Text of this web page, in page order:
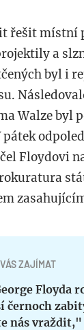
řešit místní
a
byl i
Walze byl
Floydovi
ZAJÍMAT
Floyda
černoch
nás